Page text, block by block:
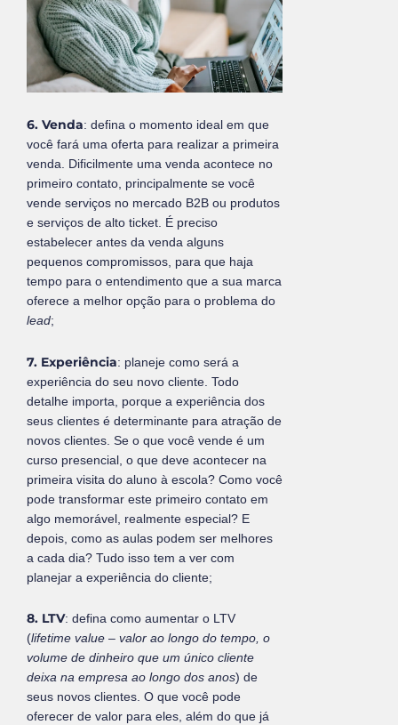
6. Venda: defina o momento ideal em que
você fará uma oferta para realizar a primeira
venda. Dificilmente uma venda acontece no
primeiro contato, principalmente se você
vende serviços no mercado B2B ou produtos
e serviços de alto ticket. É preciso
estabelecer antes da venda alguns
pequenos compromissos, para que haja
tempo para o entendimento que a sua marca
oferece a melhor opção para o problema do
lead;
7. Experiência: planeje como será a
experiência do seu novo cliente. Todo
detalhe importa, porque a experiência dos
seus clientes é determinante para atração de
novos clientes. Se o que você vende é um
curso presencial, o que deve acontecer na
primeira visita do aluno à escola? Como você
pode transformar este primeiro contato em
algo memorável, realmente especial? E
depois, como as aulas podem ser melhores
a cada dia? Tudo isso tem a ver com
planejar a experiência do cliente;
8. LTV: defina como aumentar o LTV
(lifetime value – valor ao longo do tempo, o
volume de dinheiro que um único cliente
deixa na empresa ao longo dos anos) de
seus novos clientes. O que você pode
oferecer de valor para eles, além do que já